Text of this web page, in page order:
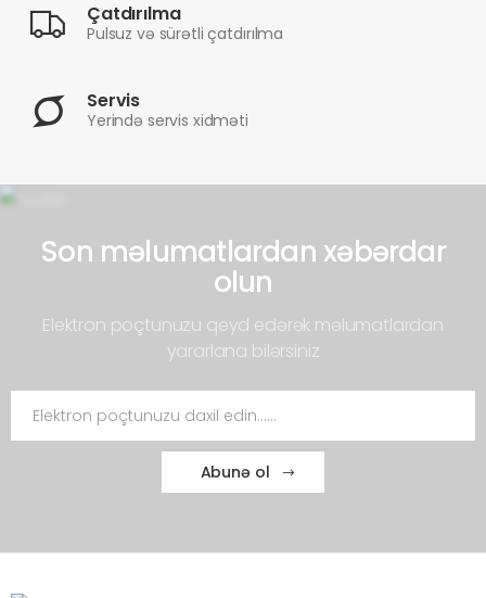
Çatdırılma
Pulsuz və sürətli çatdırılma
Servis
Yerində servis xidməti
Son məlumatlardan xəbərdar
olun
Elektron poçtunuzu qeyd edərək məlumatlardan
yararlana bilərsiniz
Abunə ol